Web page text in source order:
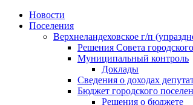
Skip
Новости
Поселения
Верхнеландеховское г/п
Решения Совета
Муниципальный контроль
Доклады
Сведения о доходах
Бюджет городского
Решения о бюджете